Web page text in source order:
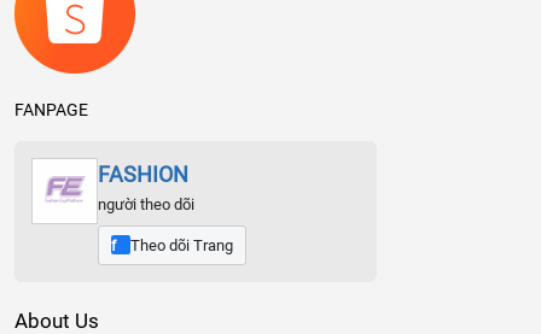
FANPAGE
FASHION
người theo dõi
f Theo dõi Trang
About Us